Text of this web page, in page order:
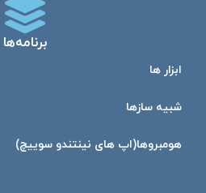
برنامه‌ها
ابزار ها
شبیه ساز‌ها
هومبرو‌ها(اپ های نینتندو سوییچ)